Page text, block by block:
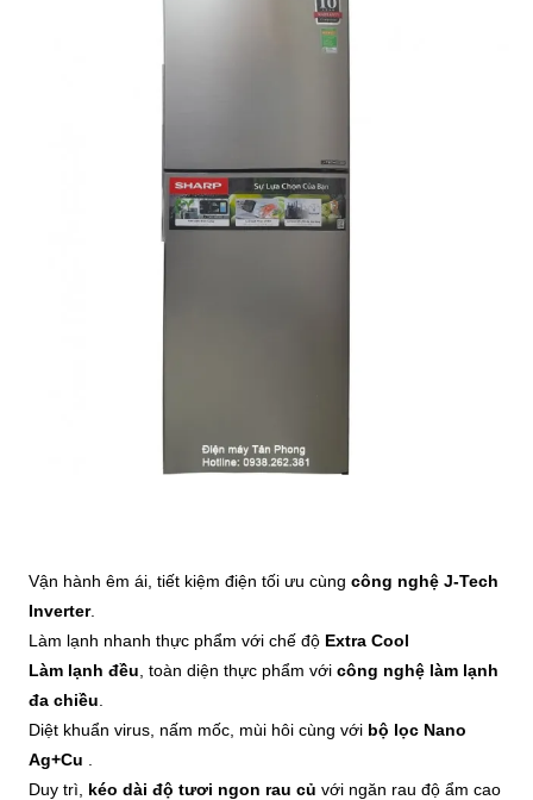
Vận hành êm ái, tiết kiệm điện tối ưu cùng công nghệ J-Tech
Inverter.
Làm lạnh nhanh thực phẩm với chế độ Extra Cool
Làm lạnh đều , toàn diện thực phẩm với công nghệ làm lạnh
đa chiều
Diệt khuẩn virus, nấm mốc, mùi hôi cùng với bộ lọc Nano
Ag+Cu
Duy trì, kéo dài độ tươi ngon rau củ với ngăn rau độ ẩm cao